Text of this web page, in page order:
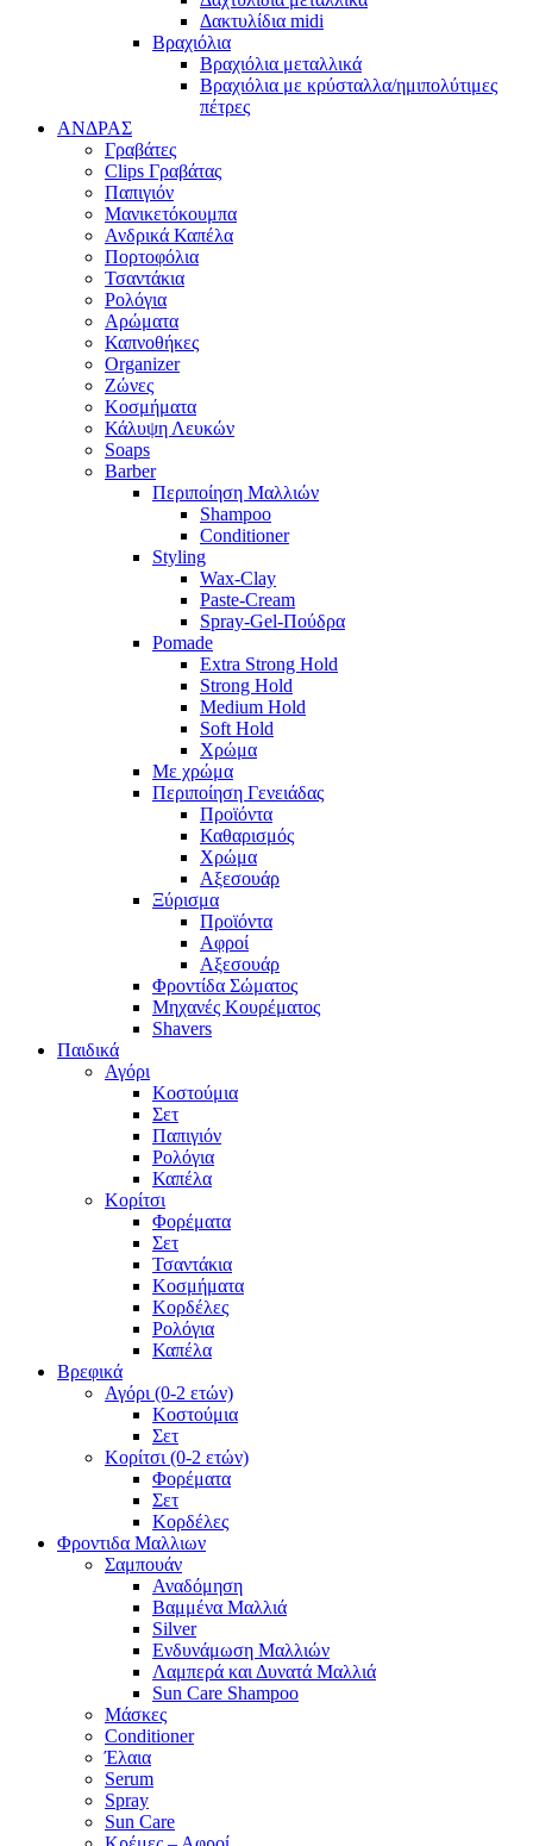
Δακτυλίδια midi
Βραχιόλια
Βραχιόλια μεταλλικά
Βραχιόλια με κρύσταλλα/ημιπολύτιμες
πέτρες
ΑΝΔΡΑΣ
Γραβάτες
Clips Γραβάτας
Παπιγιόν
Μανικετόκουμπα
Ανδρικά Καπέλα
Πορτοφόλια
Τσαντάκια
Ρολόγια
Αρώματα
Καπνοθήκες
Organizer
Ζώνες
Κοσμήματα
Κάλυψη Λευκών
Soaps
Barber
Περιποίηση Μαλλιών
Shampoo
Conditioner
Styling
Wax-Clay
Paste-Cream
Spray-Gel-Πούδρα
Pomade
Extra Strong Hold
Strong Hold
Medium Hold
Soft Hold
Χρώμα
Με χρώμα
Περιποίηση Γενειάδας
Προϊόντα
Καθαρισμός
Χρώμα
Αξεσουάρ
Ξύρισμα
Προϊόντα
Αφροί
Αξεσουάρ
Φροντίδα Σώματος
Μηχανές Κουρέματος
Shavers
Παιδικά
Αγόρι
Κοστούμια
Σετ
Παπιγιόν
Ρολόγια
Καπέλα
Κορίτσι
Φορέματα
Σετ
Τσαντάκια
Κοσμήματα
Κορδέλες
Ρολόγια
Καπέλα
Βρεφικά
Αγόρι (0-2 ετών)
Κοστούμια
Σετ
Κορίτσι (0-2 ετών)
Φορέματα
Σετ
Κορδέλες
Φροντιδα Μαλλιων
Σαμπουάν
Αναδόμηση
Βαμμένα Μαλλιά
Silver
Ενδυνάμωση Μαλλιών
Λαμπερά και Δυνατά Μαλλιά
Sun Care Shampoo
Μάσκες
Conditioner
Έλαια
Serum
Spray
Sun Care